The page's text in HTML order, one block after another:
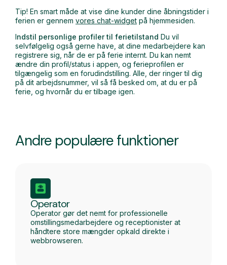
Tip! En smart måde at vise dine kunder dine åbningstider i
ferien er gennem vores chat-widget på hjemmesiden.
Indstil personlige profiler til ferietilstand Du vil
selvfølgelig også gerne have, at dine medarbejdere kan
registrere sig, når de er på ferie internt. Du kan nemt
ændre din profil/status i appen, og ferieprofilen er
tilgængelig som en forudindstilling. Alle, der ringer til dig
på dit arbejdsnummer, vil så få besked om, at du er på
ferie, og hvornår du er tilbage igen.
Andre populære funktioner
Operator
Operator gør det nemt for professionelle
omstillingsmedarbejdere og receptionister at
håndtere store mængder opkald direkte i
webbrowseren.